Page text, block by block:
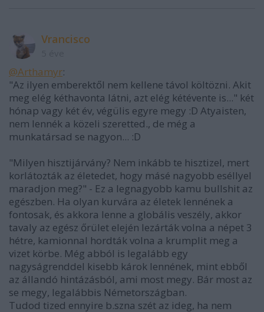
Vrancisco
@Arthamyr:
"Az ilyen emberektől nem kellene távol költözni. Akit
meg elég kéthavonta látni, azt elég kétévente is..." két
hónap vagy két év, végülis egyre megy :D Atyaisten,
nem lennék a közeli szeretted., de még a
munkatársad se nagyon... :D
"Milyen hisztijárvány? Nem inkább te hisztizel, mert
korlátozták az életedet, hogy másé nagyobb eséllyel
maradjon meg?" - Ez a legnagyobb kamu bullshit az
egészben. Ha olyan kurvára az életek lennének a
fontosak, és akkora lenne a globális veszély, akkor
tavaly az egész őrület elején lezárták volna a népet 3
hétre, kamionnal hordták volna a krumplit meg a
vizet körbe. Még abból is legalább egy
nagyságrenddel kisebb károk lennének, mint ebből
az állandó hintázásból, ami most megy. Bár most az
se megy, legalábbis Németországban.
Tudod tized ennyire b.szna szét az ideg, ha nem